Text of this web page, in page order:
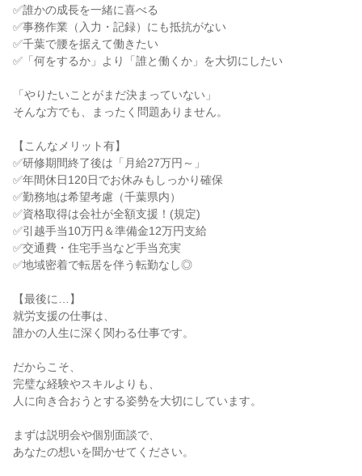
✅誰かの成長を一緒に喜べる
✅事務作業（入力・記録）にも抵抗がない
✅千葉で腰を据えて働きたい
✅「何をするか」より「誰と働くか」を大切にしたい
「やりたいことがまだ決まっていない」
そんな方でも、まったく問題ありません。
【こんなメリット有】
✅研修期間終了後は「月給27万円～」
✅年間休日120日でお休みもしっかり確保
✅勤務地は希望考慮（千葉県内）
✅資格取得は会社が全額支援！(規定)
✅引越手当10万円＆準備金12万円支給
✅交通費・住宅手当など手当充実
✅地域密着で転居を伴う転勤なし◎
【最後に…】
就労支援の仕事は、
誰かの人生に深く関わる仕事です。
だからこそ、
完璧な経験やスキルよりも、
人に向き合おうとする姿勢を大切にしています。
まずは説明会や個別面談で、
あなたの想いを聞かせてください。